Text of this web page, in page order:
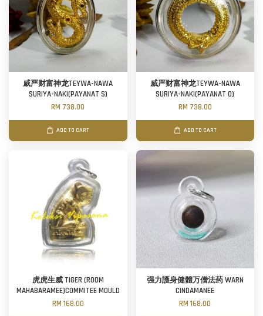
威严财富神龙TEYWA-NAWA
SURIYA-NAKI(PAYANAT S)
RM 738.00
ADD TO CART
威严财富神龙TEYWA-NAWA
SURIYA-NAKI(PAYANAT O)
RM 738.00
ADD TO CART
虎虎生威 TIGER (ROOM
MAHABARAMEE)COMMITEE MOULD
RM 168.00
强力護身健體万僧法药 WARN
CINDAMANEE
RM 168.00